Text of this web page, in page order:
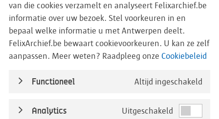
Eerste Wereldoorlog
Tweede Wereldoorlog
Administratie en briefwisseling
Archief van de 2de directie
Archief van de administratieve politie
van die cookies verzamelt en analyseert Felixarchief.be
informatie over uw bezoek. Stel voorkeuren in en
bepaal welke informatie u met Antwerpen deelt.
FelixArchief.be bewaart cookievoorkeuren. U kan ze zelf
aanpassen. Meer weten? Raadpleeg onze Cookiebeleid
Functioneel Altijd ingeschakeld
Analytics Uitgeschakeld